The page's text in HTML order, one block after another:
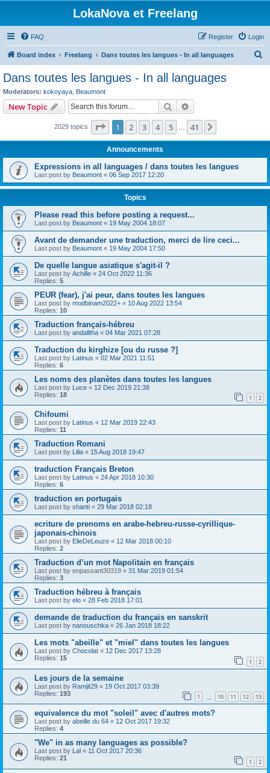
LokaNova et Freelang
FAQ Login
Register
Board index Freelang Dans toutes les langues - In all languages
Dans toutes les langues - In all languages
Moderators: kokoyaya Beaumont
New Topic Search
2029 topics Page 1of 41
1 2 3 4 5 41
Announcements
Expressions in all languages / dans toutes les langues
Last post by Beaumont « 06 Sep 2017 12:20
Topics
Please read this before posting a request...
Last post by Beaumont « 19 May 2004 18:07
Avant de demander une traduction, merci de lire ceci...
Last post by Beaumont « 19 May 2004 17:50
De quelle langue asiatique s'agit-il ?
Last post by Achille « 24 Oct 2022 11:36
Replies: 5
PEUR (fear), j'ai peur, dans toutes les langues
Last post by modbinam2022+ « 10 Aug 2022 13:54
Replies: 10
Traduction français-hébreu
Last post by andalltha « 04 Mar 2021 07:28
Traduction du kirghize [ou du russe ?]
Last post by Latinus « 02 Mar 2021 11:51
Replies: 6
Les noms des planètes dans toutes les langues
Last post by Luce « 12 Dec 2019 21:38
Replies: 18 1 2
Chifoumi
Last post by Latinus « 12 Mar 2019 22:43
Replies: 11
Traduction Romani
Last post by Lilia « 15 Aug 2018 19:47
traduction Français Breton
Last post by Latinus « 24 Apr 2018 10:30
Replies: 6
traduction en portugais
Last post by shanti « 29 Mar 2018 02:18
ecriture de prenoms en arabe-hebreu-russe-cyrillique-
japonais-chinois
Last post by ElieDeLeuze « 12 Mar 2018 00:10
Replies: 2
Traduction d’un mot Napolitain en français
Last post by enpassant30319 « 31 Mar 2019 01:54
Replies: 3
Traduction hébreu à français
Last post by elo « 28 Feb 2018 17:01
demande de traduction du français en sanskrit
Last post by nanouschka « 26 Jan 2018 18:22
Les mots "abeille" et "miel" dans toutes les langues
Last post by Chocolat « 12 Dec 2017 13:28
Replies: 15 1 2
Les jours de la semaine
Last post by Ramjit29 « 19 Oct 2017 03:39
Replies: 193 1 10 11 12 13
equivalence du mot "soleil" avec d'autres mots?
Last post by abeille du 64 « 12 Oct 2017 19:32
Replies: 4
"We" in as many languages as possible?
Last post by Lal « 11 Oct 2017 20:36
Replies: 21 1 2